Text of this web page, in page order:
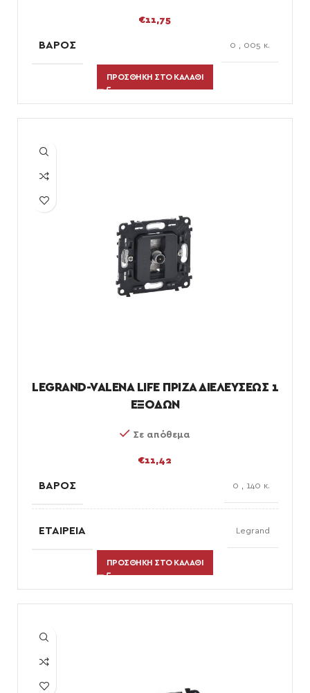
€11,75
ΒΆΡΟΣ 0 , 005 κ.
ΠΡΟΣΘΉΚΗ ΣΤΟ ΚΑΛΆΘΙ
LEGRAND-VALENA LIFE ΠΡΙΖΑ ΔΙΕΛΕΥΣΕΩΣ 1
ΕΞΟΔΩΝ
Σε απόθεμα
€11,42
ΒΆΡΟΣ 0 , 140 κ.
ΕΤΑΙΡΕΊΑ Legrand
ΠΡΟΣΘΉΚΗ ΣΤΟ ΚΑΛΆΘΙ